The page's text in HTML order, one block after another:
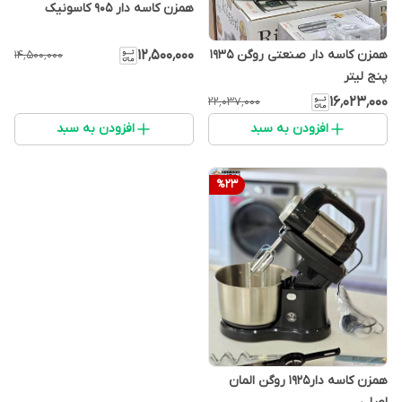
همزن کاسه دار صنعتی روگن ۱۹۳۵
پنج لیتر
۱۶٬۰۲۳٬۰۰۰ ۲۲٬۰۳۷٬۰۰۰
افزودن به سبد
همزن کاسه دار ۹۰۵ کاسونیک
۱۲٬۵۰۰٬۰۰۰ ۱۴٬۵۰۰٬۰۰۰
افزودن به سبد
%23
همزن کاسه دار۱۹۲۵ روگن المان